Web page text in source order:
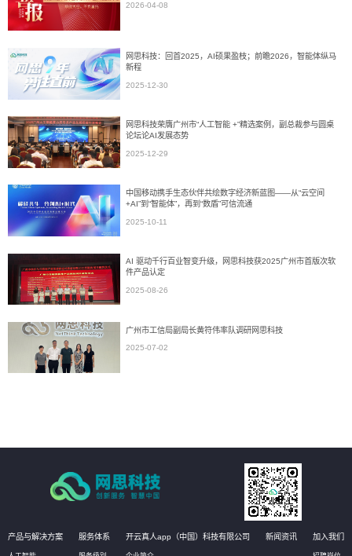
2026-04-08
网思科技：回首2025，AI硕果盈枝；前瞻2026，智能体纵马
新程
2025-12-30
网思科技荣膺广州市“人工智能 +”精选案例，副总裁参与圆桌
论坛论AI发展态势
2025-12-29
中国移动携手生态伙伴共绘数字经济新蓝图——从“云空间
+AI”到“智能体”，再到“数盾”可信流通
2025-10-11
AI 驱动千行百业智变升级，网思科技获2025广州市首版次软
件产品认定
2025-08-26
广州市工信局副局长黄符伟率队调研网思科技
2025-07-02
产品与解决方案 服务体系 开云真人app（中国）科技有限公司 新闻资讯 加入我们